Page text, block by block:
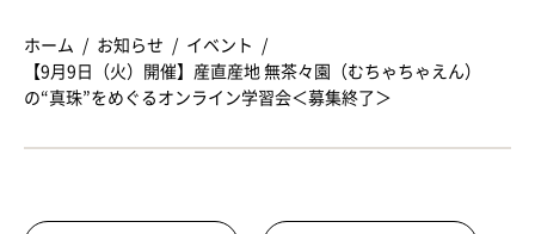
ホーム お知らせ
イベント
【9月9日（火）開催】産直産地 無茶々園（むちゃちゃえん）
の“真珠”をめぐるオンライン学習会＜募集終了＞